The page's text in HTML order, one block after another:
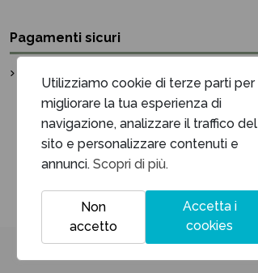
Pagamenti sicuri
Utilizziamo cookie di terze parti per
migliorare la tua esperienza di
navigazione, analizzare il traffico del
sito e personalizzare contenuti e
annunci. Scopri di più.
Accetta i
cookies
Non
accetto